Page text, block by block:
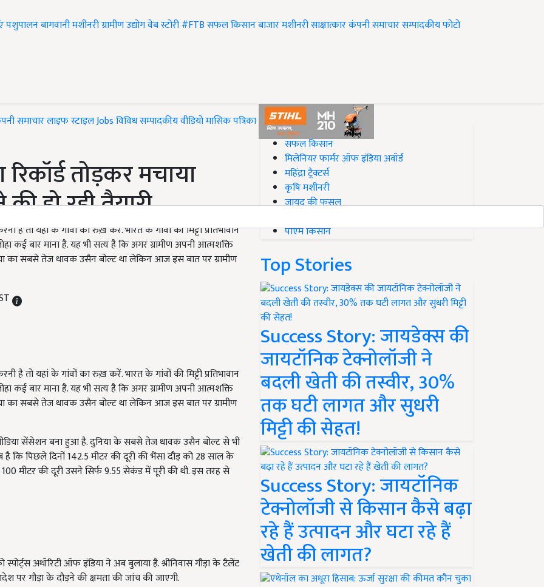
पशुपालनबागवानीमशीनरीग्रामीण उद्योगवेब स्टोरी#FTBसफल किसानबाजारमशीनरीसाक्षात्कारकंपनी समाचारसम्पादकीयफोटो
समाचारलाइफ स्टाइलJobsविविधसम्पादकीयवीडियोमासिक पत्रिका
तोड़कर मचाया
हो रही तैयारी
है तो यहां के गांवों का रुख़ करें. भारत के गांवों की मिट्टी प्रतिभावान
कई बार माना है. यह भी सत्य है कि अगर ग्रामीण अपनी आत्मशक्ति
का सबसे तेज धावक उसैन बोल्ट था लेकिन आज इस बात पर ग्रामीण
है तो यहां के गांवों का रुख़ करें. भारत के गांवों की मिट्टी प्रतिभावान
कई बार माना है. यह भी सत्य है कि अगर ग्रामीण अपनी आत्मशक्ति
का सबसे तेज धावक उसैन बोल्ट था लेकिन आज इस बात पर ग्रामीण
मीडिया सेंसेशन बना हुआ है. दुनिया के सबसे तेज धावक उसैन बोल्ट से भी
कि पिछले दिनों 142.5 मीटर की दूरी की भैंसा दौड़ को 28 साल के
मीटर की दूरी उसने सिर्फ 9.55 सेकंड में पूरी की थी. इस तरह से
अथॉरिटी ऑफ इंडिया ने अब बुलाया है. श्रीनिवास गौड़ा के टैलेंट
पर गौड़ा के दौड़ने की क्षमता की जांच की जाएगी.
#Top on Krishi Jagran
सफल किसान
मिलेनियर फार्मर ऑफ इंडिया अवॉर्ड
महिंद्रा ट्रैक्टर्स
कृषि मशीनरी
जायद की फसल
पीएम किसान
Top Stories
Success Story: जायडेक्स की
जायटॉनिक टेक्नोलॉजी ने
बदली खेती की तस्वीर, 30%
तक घटी लागत और सुधरी
मिट्टी की सेहत!
Success Story: जायटॉनिक
टेक्नोलॉजी से किसान कैसे बढ़ा
रहे हैं उत्पादन और घटा रहे हैं
खेती की लागत?